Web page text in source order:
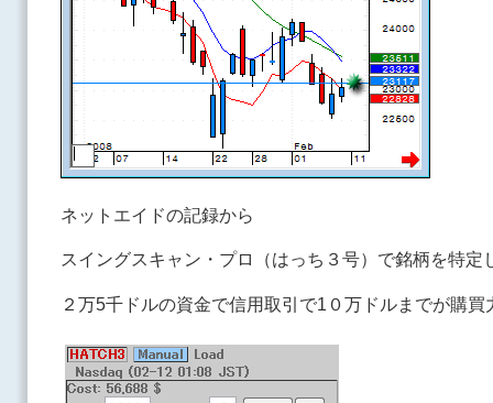
ネットエイドの記録から
スイングスキャン・プロ（はっち３号）で銘柄を特定
２万5千ドルの資金で信用取引で1０万ドルまでが購買